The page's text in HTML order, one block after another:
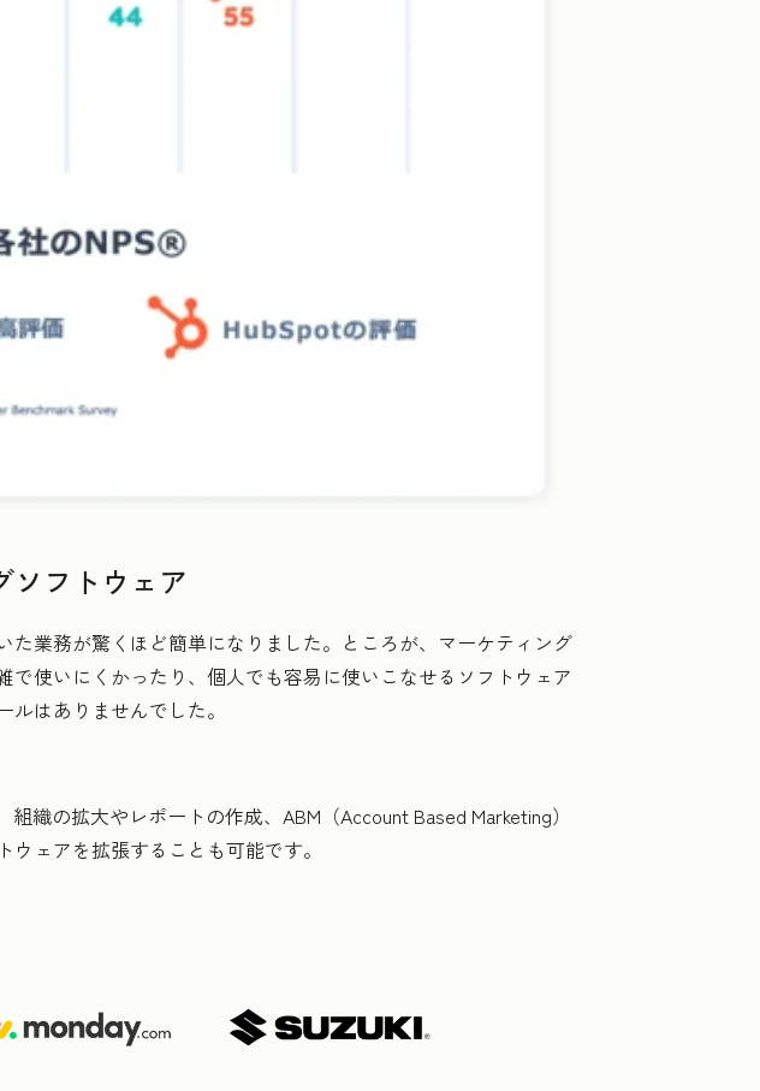
ソフトウェア
業務が驚くほど簡単になりました。ところが、マーケティング
使いにくかったり、個人でも容易に使いこなせるソフトウェア
はありませんでした。
織の拡大やレポートの作成、ABM（Account Based Marketing）
ェアを拡張することも可能です。